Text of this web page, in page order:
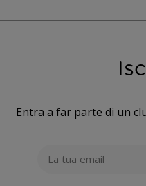
Entra a far parte di un